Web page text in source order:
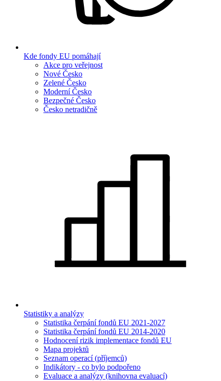
Kde fondy EU pomáhají
Akce pro veřejnost
Nové Česko
Zelené Česko
Moderní Česko
Bezpečné Česko
Česko netradičně
Statistiky a analýzy
Statistika čerpání fondů EU 2021-2027
Statistika čerpání fondů EU 2014-2020
Hodnocení rizik implementace fondů EU
Mapa projektů
Seznam operací (příjemců)
Indikátory - co bylo podpořeno
Evaluace a analýzy (knihovna evaluací)